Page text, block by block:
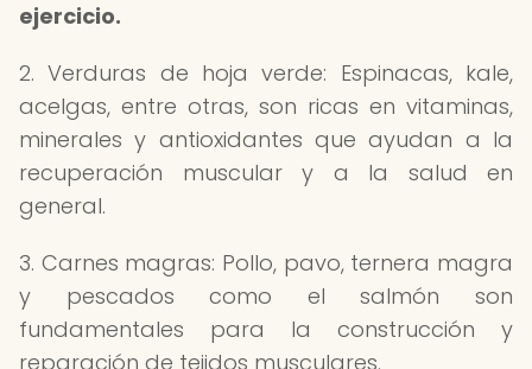
ejercicio.
2. Verduras de hoja verde: Espinacas, kale,
acelgas, entre otras, son ricas en vitaminas,
minerales y antioxidantes que ayudan a la
recuperación muscular y a la salud en
general.
3. Carnes magras: Pollo, pavo, ternera magra
y pescados como el salmón son
fundamentales para la construcción y
reparación de tejidos musculares.